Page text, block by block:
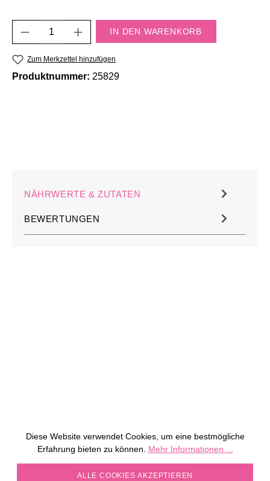
Produkt Anzahl: Gib den gewünschten
IN DEN WARENKORB
Zum Merkzettel hinzufügen
Produktnummer: 25829
NÄHRWERTE & ZUTATEN
BEWERTUNGEN
ZU DEN MÜHLEN
Diese Website verwendet Cookies, um eine bestmögliche
Erfahrung bieten zu können. Mehr Informationen ...
COOKIE-EINSTELLUNGEN
ALLE COOKIES AKZEPTIEREN